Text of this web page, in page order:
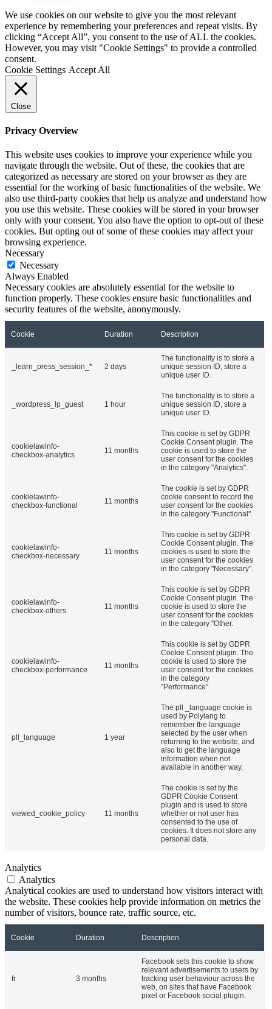
We use cookies on our website to give you the most relevant
experience by remembering your preferences and repeat visits. By
clicking “Accept All”, you consent to the use of ALL the cookies.
However, you may visit "Cookie Settings" to provide a controlled
consent.
Cookie Settings Accept All
Close
Privacy Overview
This website uses cookies to improve your experience while you
navigate through the website. Out of these, the cookies that are
categorized as necessary are stored on your browser as they are
essential for the working of basic functionalities of the website. We
also use third-party cookies that help us analyze and understand how
you use this website. These cookies will be stored in your browser
only with your consent. You also have the option to opt-out of these
cookies. But opting out of some of these cookies may affect your
browsing experience.
Necessary
Necessary
Always Enabled
Necessary cookies are absolutely essential for the website to
function properly. These cookies ensure basic functionalities and
security features of the website, anonymously.
Cookie Duration Description
_learn_press_session_* 2 days
The functionality is to store a
unique session ID, store a
unique user ID.
_wordpress_lp_guest 1 hour
The functionality is to store a
unique session ID, store a
unique user ID.
cookielawinfo-
checkbox-analytics
11 months
This cookie is set by GDPR
Cookie Consent plugin. The
cookie is used to store the
user consent for the cookies
in the category "Analytics".
cookielawinfo-
checkbox-functional
11 months
The cookie is set by GDPR
cookie consent to record the
user consent for the cookies
in the category "Functional".
cookielawinfo-
checkbox-necessary
11 months
This cookie is set by GDPR
Cookie Consent plugin. The
cookies is used to store the
user consent for the cookies
in the category "Necessary".
cookielawinfo-
checkbox-others
11 months
This cookie is set by GDPR
Cookie Consent plugin. The
cookie is used to store the
user consent for the cookies
in the category "Other.
cookielawinfo-
checkbox-performance
11 months
This cookie is set by GDPR
Cookie Consent plugin. The
cookie is used to store the
user consent for the cookies
in the category
"Performance".
pll_language 1 year
The pll _language cookie is
used by Polylang to
remember the language
selected by the user when
returning to the website, and
also to get the language
information when not
available in another way.
viewed_cookie_policy 11 months
The cookie is set by the
GDPR Cookie Consent
plugin and is used to store
whether or not user has
consented to the use of
cookies. It does not store any
personal data.
Analytics
Analytics
Analytical cookies are used to understand how visitors interact with
the website. These cookies help provide information on metrics the
number of visitors, bounce rate, traffic source, etc.
Cookie Duration Description
fr 3 months
Facebook sets this cookie to show
relevant advertisements to users by
tracking user behaviour across the
web, on sites that have Facebook
pixel or Facebook social plugin.